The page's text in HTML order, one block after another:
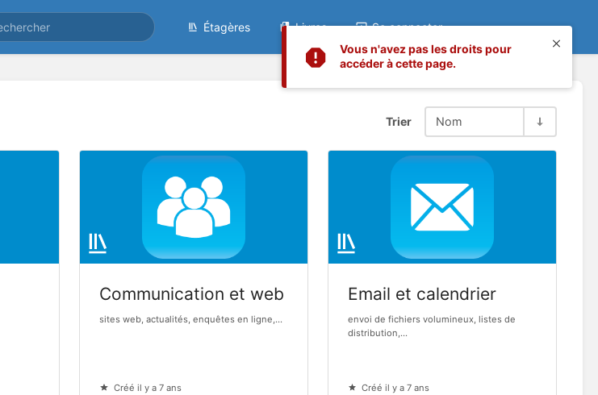
Vous n'avez pas les droits pour
accéder à cette page.
Étagères Livres Se connecter
Trier Nom
Communication et web
sites web, actualités, enquêtes en ligne,...
Créé il y a 7 ans
Email et calendrier
envoi de fichiers volumineux, listes de
distribution,...
Créé il y a 7 ans